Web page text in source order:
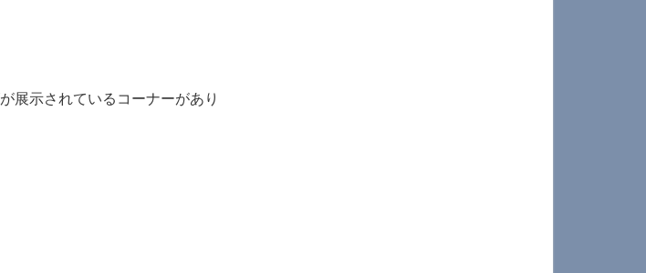
展示されているコーナーがあり